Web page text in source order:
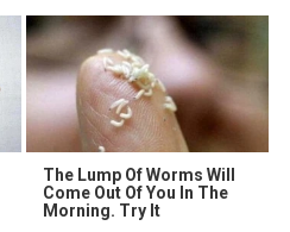
The Lump Of Worms Will
Come Out Of You In The
Morning. Try It